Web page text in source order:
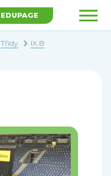
EDUPAGE
Třídy
IX.B